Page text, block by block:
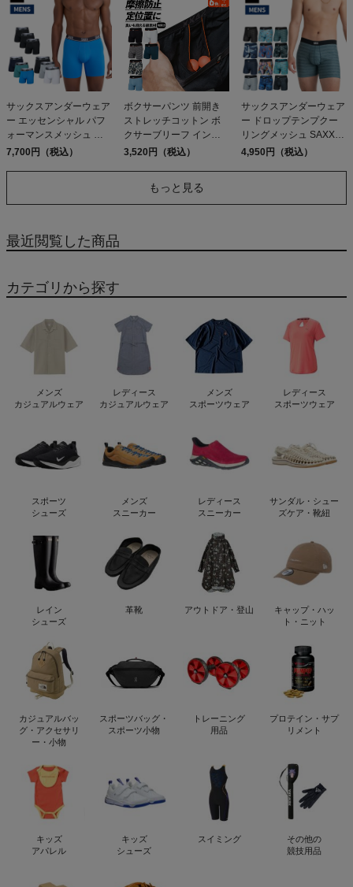
サックスアンダーウェア
ー エッセンシャル パフ
ォーマンスメッシュ ボ
クサーブリーフ 3枚組
BOXER BRIEF FLY 3PK
7,700円（税込）
ボクサーパンツ 前開き
ストレッチコットン ボ
クサーブリーフ インナ
ー 股擦れ 対策 股ずれ 勝
レゼント 贈り物 ギフト
サックスアンダーウェア
BOXER BRIEF FLY
3,520円（税込）
サックスアンダーウェア
ー ドロップテンプクー
リングメッシュ SAXX
UNDERWEAR
4,950円（税込）
もっと見る
最近閲覧した商品
カテゴリから探す
メンズ
カジュアルウェア
レディース
カジュアルウェア
メンズ
スポーツウェア
レディース
スポーツウェア
スポーツ
シューズ
メンズ
スニーカー
レディース
スニーカー
サンダル・シュー
ズケア・靴紐
レイン
シューズ
革靴 アウトドア・登山
キャップ・ハッ
ト・ニット
カジュアルバッ
グ・アクセサリ
ー・小物
スポーツバッグ・
スポーツ小物
トレーニング
用品
プロテイン・サプ
リメント
キッズ
アパレル
キッズ
シューズ
スイミング
その他の
競技用品